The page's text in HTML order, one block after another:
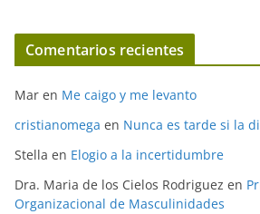
Comentarios recientes
Mar en Me caigo y me levanto
cristianomega en Nunca es tarde si la
Stella en Elogio a la incertidumbre
Dra. Maria de los Cielos Rodriguez en
Organizacional de Masculinidades